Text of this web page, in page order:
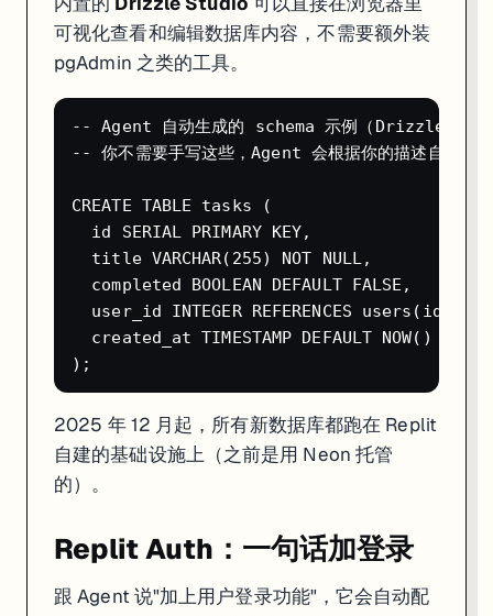
可视化查看和编辑数据库内容，不需要额外装
pgAdmin 之类的工具。
-- Agent 自动生成的 schema 示例（Drizzle ORM
-- 你不需要手写这些，Agent 会根据你的描述自动创建
CREATE TABLE tasks (
  id SERIAL PRIMARY KEY,
  title VARCHAR(255) NOT NULL,
  completed BOOLEAN DEFAULT FALSE,
  user_id INTEGER REFERENCES users(id),
  created_at TIMESTAMP DEFAULT NOW()
2025 年 12 月起，所有新数据库都跑在 Replit
自建的基础设施上（之前是用 Neon 托管
的）。
Replit Auth：一句话加登录
跟 Agent 说"加上用户登录功能"，它会自动配